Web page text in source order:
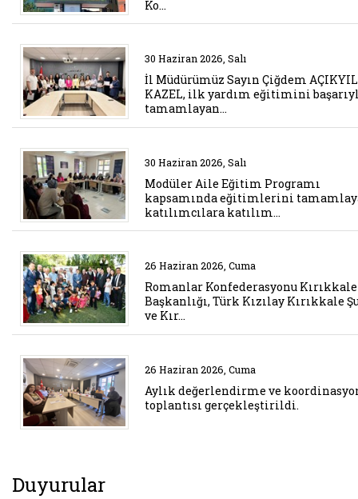
Ko…
Belgeyi aç: il mudurumuz
30 Haziran 2026, Salı
İl Müdürümüz Sayın Çiğdem
KAZEL, ilk yardım eğitimini
tamamlayan…
Belgeyi aç: moduler aile
30 Haziran 2026, Salı
Modüler Aile Eğitim Programı
kapsamında eğitimlerini
katılımcılara katılım…
Belgeyi aç: romanlar
26 Haziran 2026, Cuma
Romanlar Konfederasyonu
Başkanlığı, Türk Kızılay Kırıkkale
ve Kır…
Belgeyi aç: aylik
26 Haziran 2026, Cuma
Aylık değerlendirme ve
toplantısı gerçekleştirildi.
Duyurular